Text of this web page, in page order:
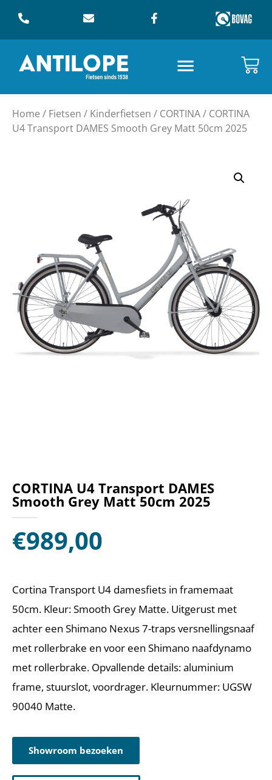
Home / Fietsen / Kinderfietsen / CORTINA/ CORTINA
U4 Transport DAMES Smooth Grey Matt 50cm 2025
CORTINA U4 Transport DAMES
Smooth Grey Matt 50cm 2025
€989,00
Cortina Transport U4 damesfiets in framemaat
50cm. Kleur: Smooth Grey Matte. Uitgerust met
achter een Shimano Nexus 7-traps versnellingsnaaf
met rollerbrake en voor een Shimano naafdynamo
met rollerbrake. Opvallende details: aluminium
frame, stuurslot, voordrager. Kleurnummer: UGSW
90040 Matte.
Showroom bezoeken